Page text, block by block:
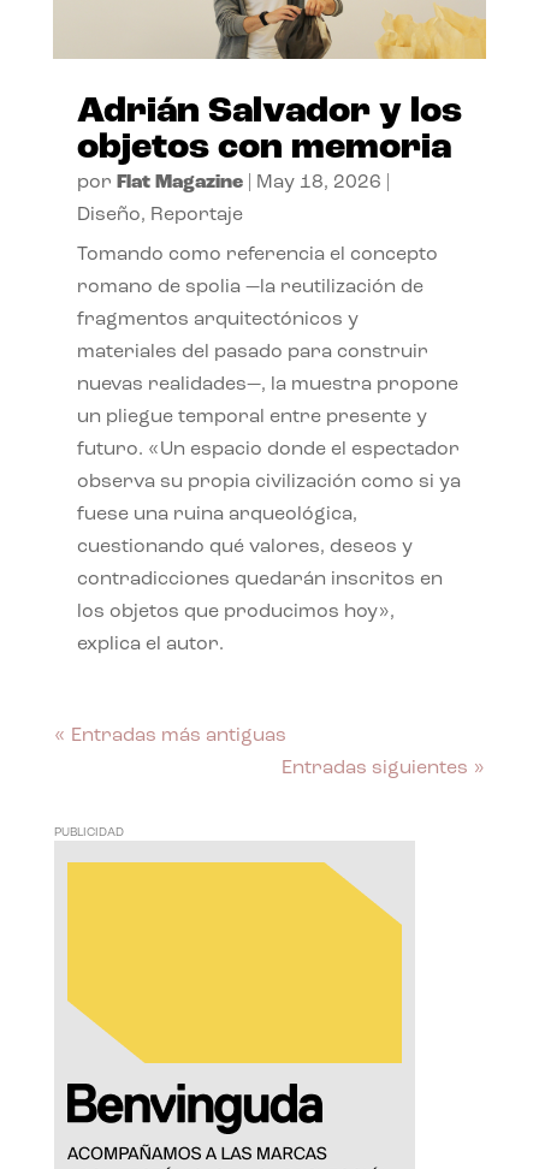
Adrián Salvador y los
objetos con memoria
por Flat Magazine| May 18, 2026
Diseño, Reportaje
Tomando como referencia el concepto
romano de spolia —la reutilización de
fragmentos arquitectónicos y
materiales del pasado para construir
nuevas realidades—, la muestra propone
un pliegue temporal entre presente y
futuro. «Un espacio donde el espectador
observa su propia civilización como si ya
fuese una ruina arqueológica,
cuestionando qué valores, deseos y
contradicciones quedarán inscritos en
los objetos que producimos hoy»,
explica el autor.
« Entradas más antiguas
Entradas siguientes »
PUBLICIDAD